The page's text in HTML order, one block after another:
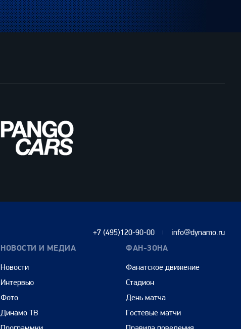
+7 (495)120-90-00 info@dynamo.ru
НОВОСТИ И МЕДИА
Новости
Интервью
Фото
Динамо ТВ
ФАН-ЗОНА
Фанатское движение
Стадион
День матча
Гостевые матчи